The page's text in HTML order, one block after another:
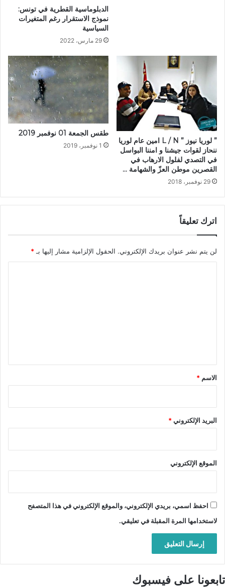
الدبلوماسية القطرية في تونس:
نموذج الاستقرار رغم المتغيرات
السياسية
29 مارس، 2022
” لوريا نيوز ” L / N امين عام لوريا
ننحاز لقوات جيشنا و امننا البواسل
في التصدي لفلول الارهاب في
القصرين موطن العزّ والشهامة …
29 نوفمبر، 2018
طقس الجمعة 01 نوفمبر 2019
1 نوفمبر، 2019
اترك تعليقاً
لن يتم نشر عنوان بريدك الإلكتروني. الحقول الإلزامية مشار إليها بـ*
*
الاسم *
البريد الإلكتروني*
الموقع الإلكتروني
احفظ اسمي، بريدي الإلكتروني، والموقع الإلكتروني في هذا المتصفح
لاستخدامها المرة المقبلة في تعليقي.
تابعونا على فيسبوك